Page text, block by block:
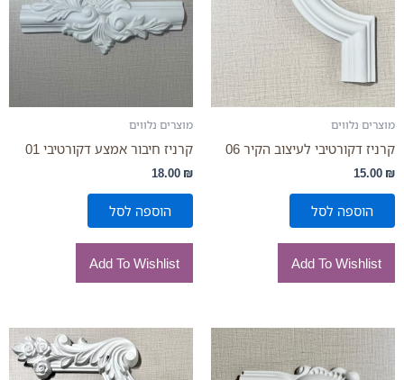
מוצרים נלווים
קרניז דקורטיבי לעיצוב הקיר 06
15.00 ₪
הוספה לסל
Add To Wishlist
מוצרים נלווים
קרניז חיבור אמצע דקורטיבי 01
18.00 ₪
הוספה לסל
Add To Wishlist